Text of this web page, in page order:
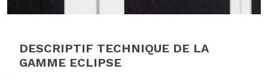
DESCRIPTIF TECHNIQUE DE LA
GAMME ECLIPSE